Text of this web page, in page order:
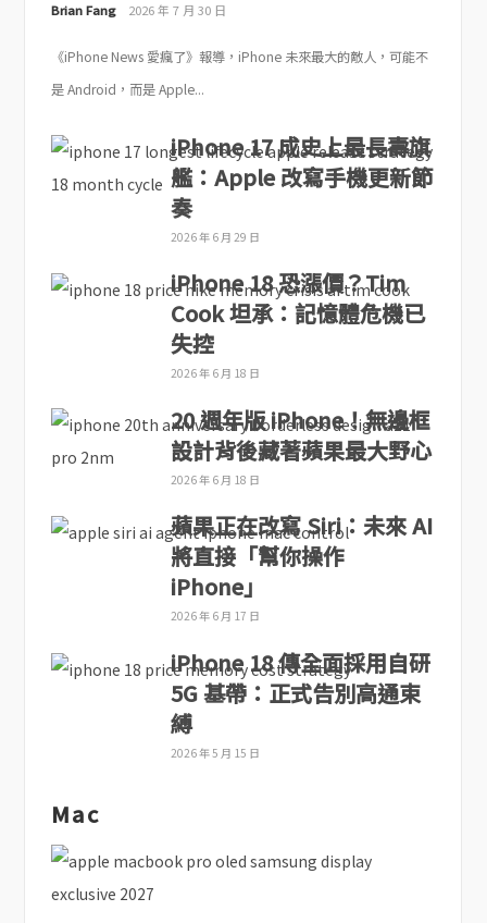
Brian Fang 2026 年 7 月 30 日
《iPhone News 愛瘋了》報導，iPhone 未來最大的敵人，可能不
是 Android，而是 Apple...
iPhone 17 成史上最長壽旗
艦：Apple 改寫手機更新節
奏
2026 年 6 月 29 日
iPhone 18 恐漲價？Tim
Cook 坦承：記憶體危機已
失控
2026 年 6 月 18 日
20 週年版 iPhone！無邊框
設計背後藏著蘋果最大野心
2026 年 6 月 18 日
蘋果正在改寫 Siri：未來 AI
將直接「幫你操作
iPhone」
2026 年 6 月 17 日
iPhone 18 傳全面採用自研
5G 基帶：正式告別高通束
縛
2026 年 5 月 15 日
Mac